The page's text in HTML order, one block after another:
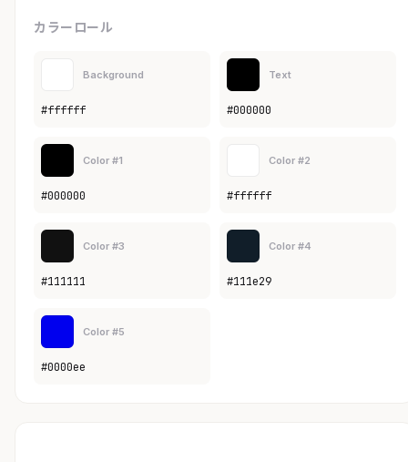
カラーロール
Background
#ffffff
Text
#000000
Color #1
#000000
Color #2
#ffffff
Color #3
#111111
Color #4
#111e29
Color #5
#0000ee